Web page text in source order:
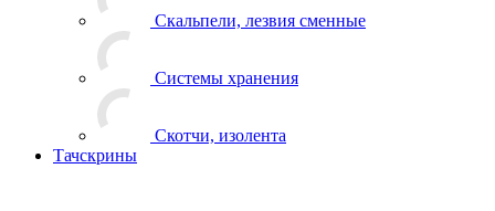
Системы хранения
Тачскрины